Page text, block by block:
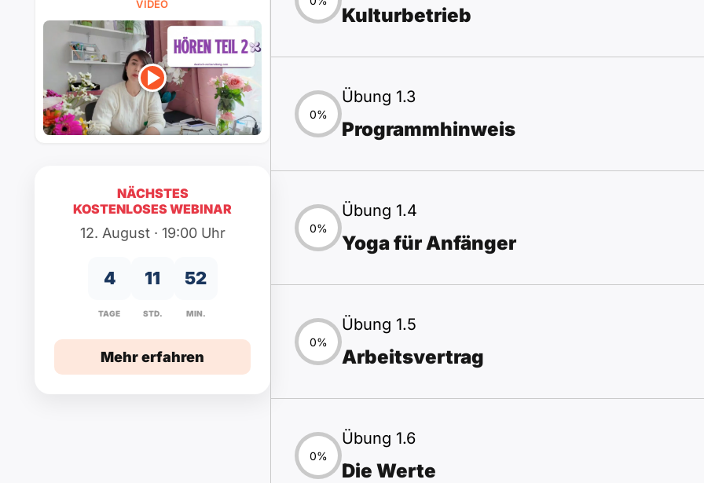
VIDEO
NÄCHSTES
KOSTENLOSES WEBINAR
12. August · 19:00 Uhr
4
TAGE
11
STD.
52
MIN.
Mehr erfahren
Kulturbetrieb
0%
Übung 1.3
Programmhinweis
0%
Übung 1.4
Yoga für Anfänger
0%
Übung 1.5
Arbeitsvertrag
0%
Übung 1.6
Die Werte